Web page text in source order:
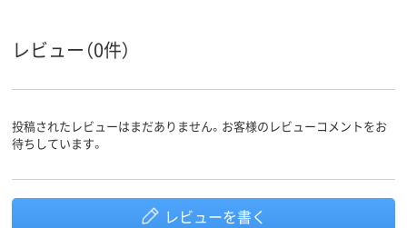
レビュー（0件）
投稿されたレビューはまだありません。お客様のレビューコメントをお
待ちしています。
レビューを書く